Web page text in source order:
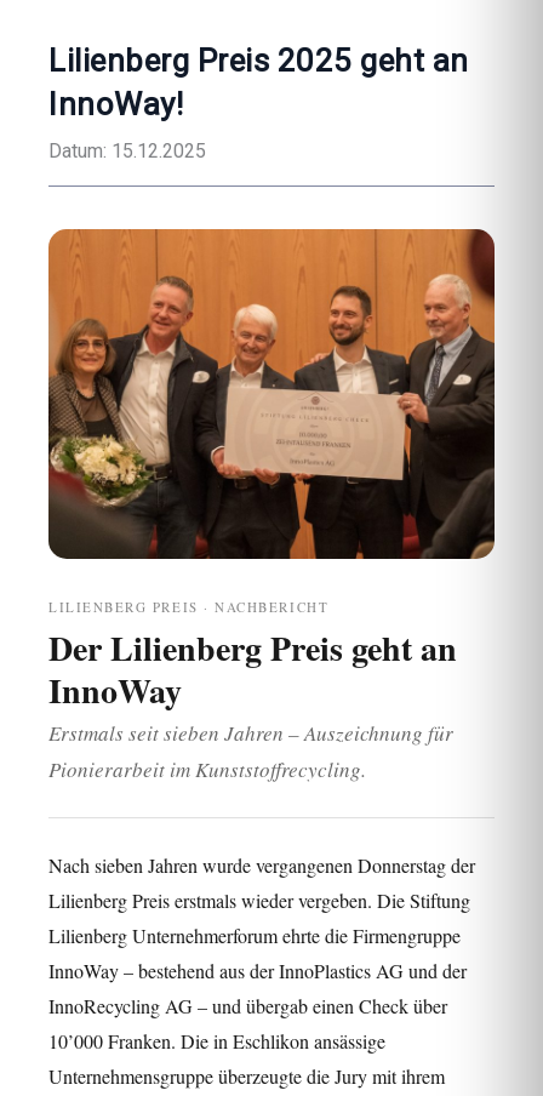
Lilienberg Preis 2025 geht an
InnoWay!
Datum: 15.12.2025
LILIENBERG PREIS · NACHBERICHT
Der Lilienberg Preis geht an
InnoWay
Erstmals seit sieben Jahren – Auszeichnung für
Pionierarbeit im Kunststoffrecycling.
Nach sieben Jahren wurde vergangenen Donnerstag der
Lilienberg Preis erstmals wieder vergeben. Die Stiftung
Lilienberg Unternehmerforum ehrte die Firmengruppe
InnoWay– bestehend aus derInnoPlastics AGund der
InnoRecycling AG– und übergab einen Check über
10’000 Franken. Die in Eschlikon ansässige
Unternehmensgruppe überzeugte die Jury mit ihrem